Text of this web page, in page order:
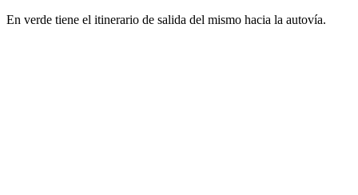
En verde tiene el itinerario de salida del mismo hacia la autovía.